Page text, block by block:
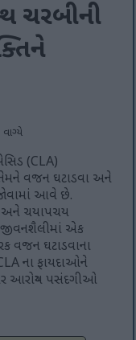
ચરબીની
(CLA)
તેમને વજન ઘટાડવા અને
આવે છે.
અને ચયાપચય
એક
વજન ઘટાડવાના
ના ફાયદાઓને
આરોગ્ય પસંદગીઓ